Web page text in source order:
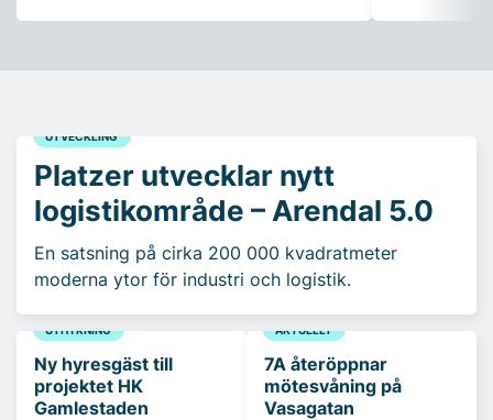
UTVECKLING
Platzer utvecklar nytt
logistikområde – Arendal 5.0
En satsning på cirka 200 000 kvadratmeter
moderna ytor för industri och logistik.
UTHYRNING
Ny hyresgäst till
projektet HK
Gamlestaden
AKTUELLT
7A återöppnar
mötesvåning på
Vasagatan